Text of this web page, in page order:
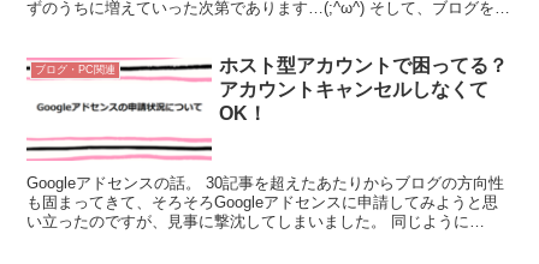
ずのうちに増えていった次第であります…(;^ω^) そして、ブログを作
ブログ・PC関連
ホスト型アカウントで困ってる？
アカウントキャンセルしなくて
OK！
Googleアドセンスの話。 30記事を超えたあたりからブログの方向性
も固まってきて、そろそろGoogleアドセンスに申請してみようと思
い立ったのですが、見事に撃沈してしまいました。 同じように